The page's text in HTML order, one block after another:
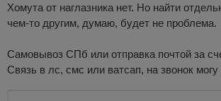
Хомута от наглазника нет. Но найти
чем-то другим, думаю, будет не проблема.
Самовывоз СПб или отправка почтой за
Связь в лс, смс или ватсап, на звонок могу